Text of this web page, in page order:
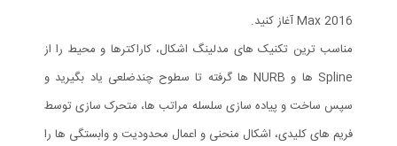
Max 2016 آغاز کنید.
مناسب ترین تکنیک های مدلینگ اشکال، کاراکترها و محیط را از
Spline ها و NURB ها گرفته تا سطوح چندضلعی یاد بگیرید و
سپس ساخت و پیاده سازی سلسله مراتب ها، متحرک سازی توسط
فریم های کلیدی، اشکال منحنی و اعمال محدودیت و وابستگی ها را